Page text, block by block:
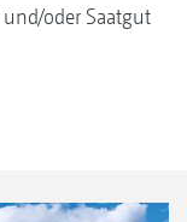
oder Saatgut